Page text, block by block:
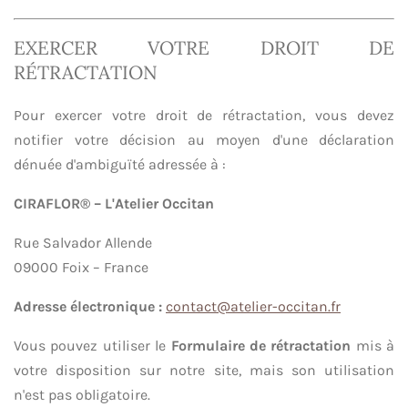
EXERCER VOTRE DROIT DE
RÉTRACTATION
Pour exercer votre droit de rétractation, vous devez
notifier votre décision au moyen d'une déclaration
dénuée d'ambiguïté adressée à :
CIRAFLOR® – L'Atelier Occitan
Rue Salvador Allende
09000 Foix – France
Adresse électronique : contact@atelier-occitan.fr
Vous pouvez utiliser le Formulaire de rétractation mis à
votre disposition sur notre site, mais son utilisation
n'est pas obligatoire.